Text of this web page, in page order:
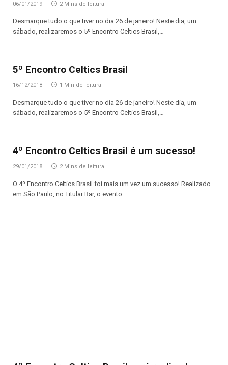
06/01/2019 2 Mins de leitura
Desmarque tudo o que tiver no dia 26 de janeiro! Neste dia, um
sábado, realizaremos o 5º Encontro Celtics Brasil,…
5º Encontro Celtics Brasil
16/12/2018 1 Min de leitura
Desmarque tudo o que tiver no dia 26 de janeiro! Neste dia, um
sábado, realizaremos o 5º Encontro Celtics Brasil,…
4º Encontro Celtics Brasil é um sucesso!
29/01/2018 2 Mins de leitura
O 4º Encontro Celtics Brasil foi mais um vez um sucesso! Realizado
em São Paulo, no Titular Bar, o evento…